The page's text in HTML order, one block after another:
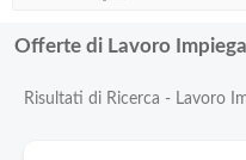
Elenco
Offerte di Lavoro
Risultati di Ricerca - Lavoro